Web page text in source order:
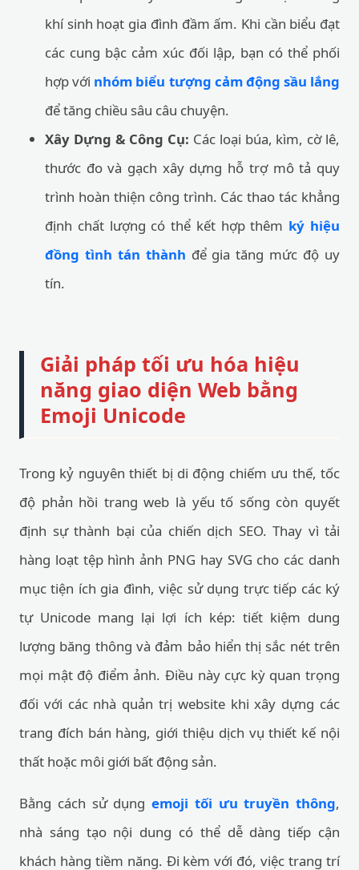
khí sinh hoạt gia đình đầm ấm. Khi cần biểu đạt
các cung bậc cảm xúc đối lập, bạn có thể phối
hợp với nhóm biểu tượng cảm động sầu lắng
để tăng chiều sâu câu chuyện.
Xây Dựng & Công Cụ: Các loại búa, kìm, cờ lê,
thước đo và gạch xây dựng hỗ trợ mô tả quy
trình hoàn thiện công trình. Các thao tác khẳng
định chất lượng có thể kết hợp thêm ký hiệu
đồng tình tán thành để gia tăng mức độ uy
tín.
Giải pháp tối ưu hóa hiệu
năng giao diện Web bằng
Emoji Unicode
Trong kỷ nguyên thiết bị di động chiếm ưu thế, tốc
độ phản hồi trang web là yếu tố sống còn quyết
định sự thành bại của chiến dịch SEO. Thay vì tải
hàng loạt tệp hình ảnh PNG hay SVG cho các danh
mục tiện ích gia đình, việc sử dụng trực tiếp các ký
tự Unicode mang lại lợi ích kép: tiết kiệm dung
lượng băng thông và đảm bảo hiển thị sắc nét trên
mọi mật độ điểm ảnh. Điều này cực kỳ quan trọng
đối với các nhà quản trị website khi xây dựng các
trang đích bán hàng, giới thiệu dịch vụ thiết kế nội
thất hoặc môi giới bất động sản.
Bằng cách sử dụng emoji tối ưu truyền thông,
nhà sáng tạo nội dung có thể dễ dàng tiếp cận
khách hàng tiềm năng. Đi kèm với đó, việc trang trí